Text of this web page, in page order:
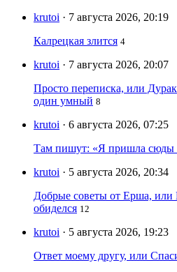
krutoi · 7 августа 2026, 20:19
Калрецкая злится 4
krutoi · 7 августа 2026, 20:07
Просто переписка, или
один умный 8
krutoi · 6 августа 2026, 07:25
Там пишут: «Я пришла сюды
krutoi · 5 августа 2026, 20:34
Добрые советы от Ерша, или
обиделся 12
krutoi · 5 августа 2026, 19:23
Ответ моему другу, или